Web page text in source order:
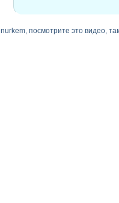
nurkem, посмотрите это видео,